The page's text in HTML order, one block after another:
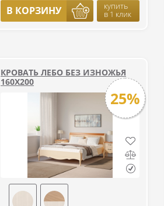
В КОРЗИНУ купить
в 1 клик
КРОВАТЬ ЛЕБО БЕЗ ИЗНОЖЬЯ
160Х200
25%